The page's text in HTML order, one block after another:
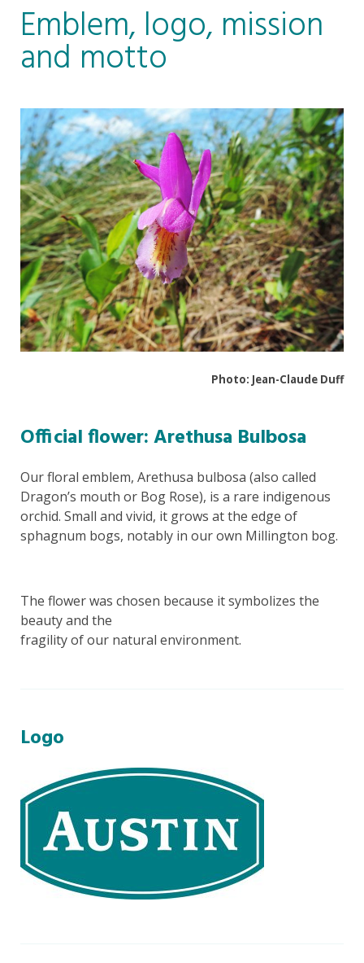
Emblem, logo, mission
and motto
Photo: Jean-Claude Duff
Official flower: Arethusa Bulbosa
Our floral emblem, Arethusa bulbosa (also called
Dragon’s mouth or Bog Rose), is a rare indigenous
orchid. Small and vivid, it grows at the edge of
sphagnum bogs, notably in our own Millington bog.
The flower was chosen because it symbolizes the
beauty and the
fragility of our natural environment.
Logo